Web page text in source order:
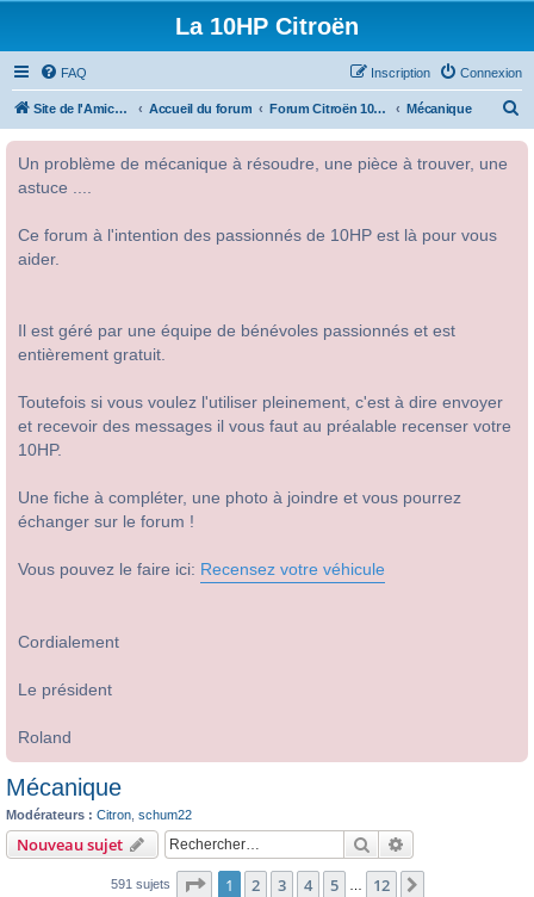
La 10HP Citroën
FAQ Connexion
Inscription
Site de l'Amicale Citroën 10HP Accueil du forum Forum Citroën 10HP Mécanique
Un problème de mécanique à résoudre, une pièce à trouver, une
astuce ....
Ce forum à l'intention des passionnés de 10HP est là pour vous
aider.
Il est géré par une équipe de bénévoles passionnés et est
entièrement gratuit.
Toutefois si vous voulez l'utiliser pleinement, c'est à dire envoyer
et recevoir des messages il vous faut au préalable recenser votre
10HP.
Une fiche à compléter, une photo à joindre et vous pourrez
échanger sur le forum !
Vous pouvez le faire ici: Recensez votre véhicule
Cordialement
Le président
Roland
Mécanique
Modérateurs : Citron schum22
Nouveau sujet Rechercher
591 sujets Page 1sur12
1 2 3 4 5 12